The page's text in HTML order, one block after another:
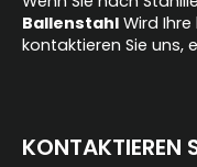
Ballenstahl Wird
kontaktieren Sie uns,
KONTAKTIEREN